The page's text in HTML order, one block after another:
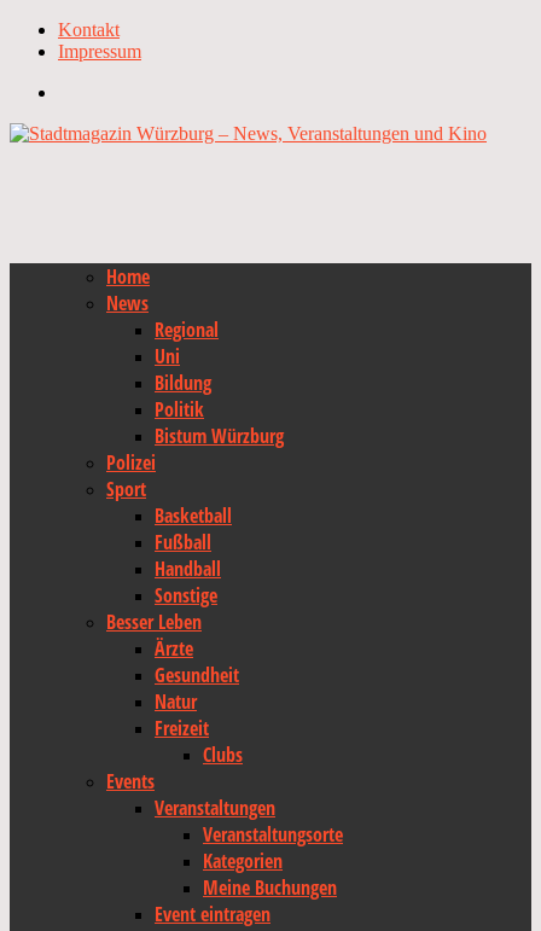
Kontakt
Impressum
Home
News
Regional
Uni
Bildung
Politik
Bistum Würzburg
Polizei
Sport
Basketball
Fußball
Handball
Sonstige
Besser Leben
Ärzte
Gesundheit
Natur
Freizeit
Clubs
Events
Veranstaltungen
Veranstaltungsorte
Kategorien
Meine Buchungen
Event eintragen